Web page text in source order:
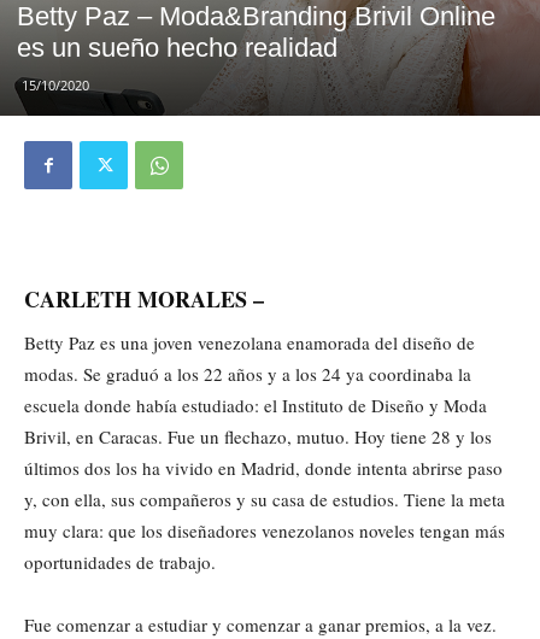
Betty Paz – Moda&Branding Brivil Online
es un sueño hecho realidad
15/10/2020
CARLETH MORALES –
Betty Paz es una joven venezolana enamorada del diseño de
modas. Se graduó a los 22 años y a los 24 ya coordinaba la
escuela donde había estudiado: el Instituto de Diseño y Moda
Brivil, en Caracas. Fue un flechazo, mutuo. Hoy tiene 28 y los
últimos dos los ha vivido en Madrid, donde intenta abrirse paso
y, con ella, sus compañeros y su casa de estudios. Tiene la meta
muy clara: que los diseñadores venezolanos noveles tengan más
oportunidades de trabajo.
Fue comenzar a estudiar y comenzar a ganar premios, a la vez.